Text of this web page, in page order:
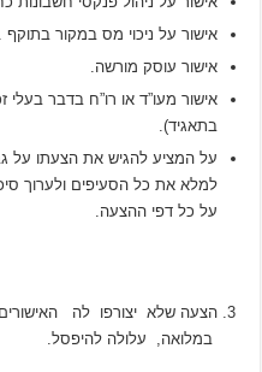
אישור על ניכוי מס במקור בתוקף .
אישור עוסק מורשה.
אישור מעו”ד או רו”ח בדבר
בתאגיד).
על המציע להגיש את הצעתו על
למלא את כל הסעיפים ולערוך
על כל דפי ההצעה.
הצעה שלא יצורפו לה
במלואה, עלולה להיפסל.